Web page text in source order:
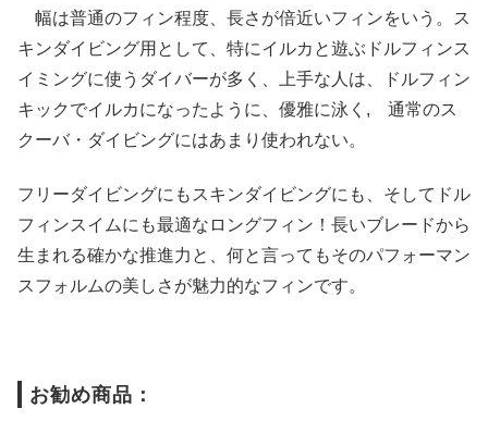
幅は普通のフィン程度、長さが倍近いフィンをいう。ス
キンダイビング用として、特にイルカと遊ぶドルフィンス
イミングに使うダイバーが多く、上手な人は、ドルフィン
キックでイルカになったように、優雅に泳く, 通常のス
クーバ・ダイビングにはあまり使われない。
フリーダイビングにもスキンダイビングにも、そしてドル
フィンスイムにも最適なロングフィン！長いブレードから
生まれる確かな推進力と、何と言ってもそのパフォーマン
スフォルムの美しさが魅力的なフィンです。
お勧め商品：